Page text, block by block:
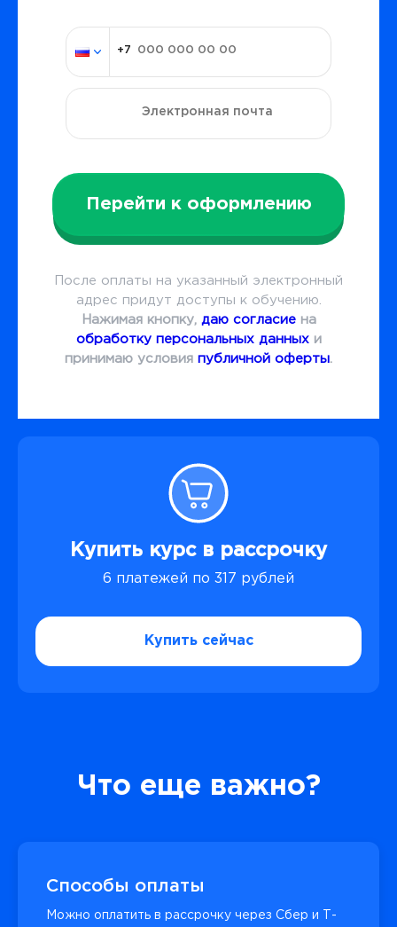
Перейти к оформлению
После оплаты на указанный электронный
адрес придут доступы к обучению.
Нажимая кнопку, даю согласиена
обработку персональных данныхи
принимаю условия публичной оферты.
Купить курс в рассрочку
6 платежей по 317 рублей
Купить сейчас
Что еще важно?
Способы оплаты
Можно оплатить в рассрочку через Сбер и Т-